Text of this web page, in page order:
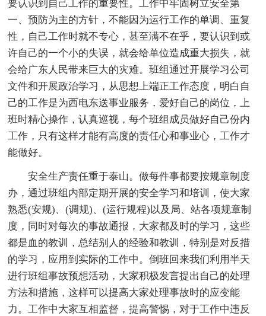
要认识到自己工作的重要性。工作中牢固树立安全第
一、预防为主的方针，不能因为运行工作的单调、重复
性，自己工作时就不专心，甚至满不在乎，要认识到或
许自己的一个小的失误，就会给单位造成重大损失，就
会给广东人民带来巨大的灾难。班组通过开展学习公司
文件和开展政治学习，从思想上端正工作态度，明白自
己的工作是为西电东送事业服务，爱好自己的岗位，上
班时精心操作，认真巡视，每个班组成员做好自己份内
工作，只有这样才能有高度的责任心和事业心，工作才
能做好。
安全生产责任重于泰山。做每件事都要按规章制度
办，通过班组内部定期开展的安全学习和培训，使大家
熟悉(安规)、(调规)、(运行规程)以及局、站各项规章制
度，同时对每次的事故通报，大家都及时的学习，这些
都是血的教训，总结别人的经验和教训，特别是对反措
的学习，应用到实际的工作中。倒班回来我们利用半天
进行班组事故预想活动，大家积极发言提出自己的处理
方法和措施，这样可以提高大家处理事故时的应变能
力。工作中大家互相监督，提高警惕，对于工作中违反